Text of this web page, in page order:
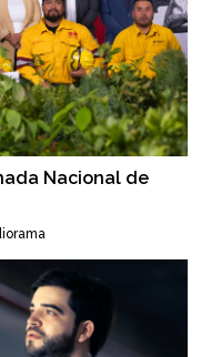
Nacional de